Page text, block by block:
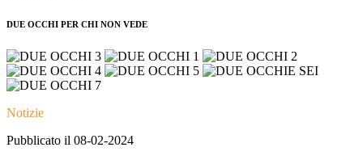
DUE OCCHI PER CHI NON VEDE
Notizie
Pubblicato il 08-02-2024